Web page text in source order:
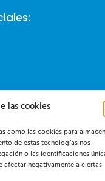
las cookies
como las cookies para
de estas tecnologías nos
o las identificaciones
afectar negativamente a ciertas